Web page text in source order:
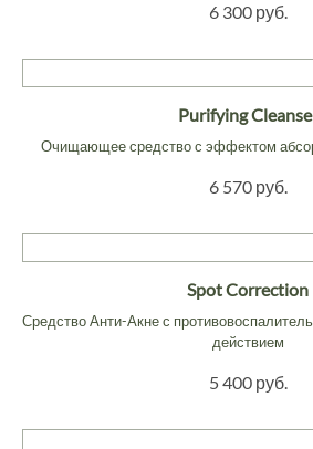
6 300 руб.
Purifying
Очищающее средство с эффектом
6 570 руб.
Spot Correction
Средство Анти-Акне с
действием
5 400 руб.